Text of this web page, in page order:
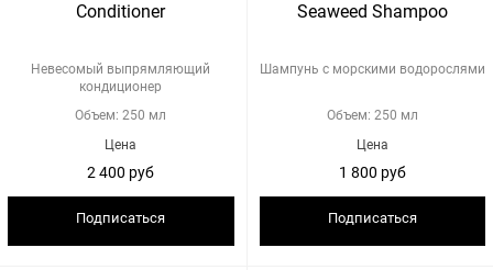
Conditioner
Невесомый выпрямляющий
кондиционер
Объем: 250 мл
Цена
2 400 руб
Подписаться
Seaweed Shampoo
Шампунь с морскими водорослями
Объем: 250 мл
Цена
1 800 руб
Подписаться